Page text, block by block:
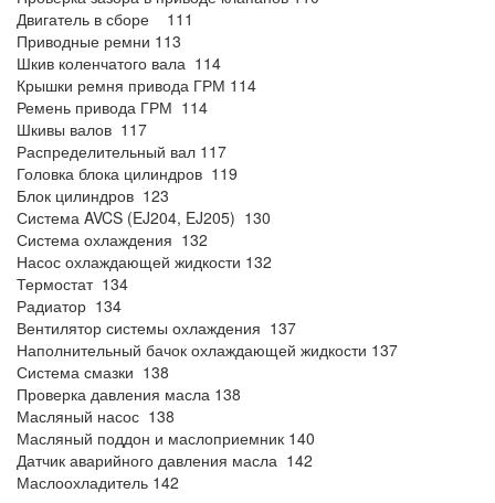
Двигатель в сборе 111
Приводные ремни 113
Шкив коленчатого вала 114
Крышки ремня привода ГРМ 114
Ремень привода ГРМ 114
Шкивы валов 117
Распределительный вал 117
Головка блока цилиндров 119
Блок цилиндров 123
Система AVCS (EJ204, EJ205) 130
Система охлаждения 132
Насос охлаждающей жидкости 132
Термостат 134
Радиатор 134
Вентилятор системы охлаждения 137
Наполнительный бачок охлаждающей жидкости 137
Система смазки 138
Проверка давления масла 138
Масляный насос 138
Масляный поддон и маслоприемник 140
Датчик аварийного давления масла 142
Маслоохладитель 142